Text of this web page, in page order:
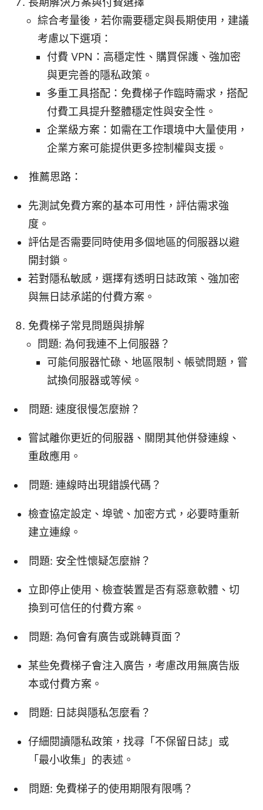
綜合考量後，若你需要穩定與長期使用，建議
考慮以下選項：
付費 VPN：高穩定性、購買保護、強加密
與更完善的隱私政策。
多重工具搭配：免費梯子作臨時需求，搭配
付費工具提升整體穩定性與安全性。
企業級方案：如需在工作環境中大量使用，
企業方案可能提供更多控制權與支援。
推薦思路：
先測試免費方案的基本可用性，評估需求強
度。
評估是否需要同時使用多個地區的伺服器以避
開封鎖。
若對隱私敏感，選擇有透明日誌政策、強加密
與無日誌承諾的付費方案。
免費梯子常見問題與排解
問題: 為何我連不上伺服器？
可能伺服器忙碌、地區限制、帳號問題，嘗
試換伺服器或等候。
問題: 速度很慢怎麼辦？
嘗試離你更近的伺服器、關閉其他併發連線、
重啟應用。
問題: 連線時出現錯誤代碼？
檢查協定設定、埠號、加密方式，必要時重新
建立連線。
問題: 安全性懷疑怎麼辦？
立即停止使用、檢查裝置是否有惡意軟體、切
換到可信任的付費方案。
問題: 為何會有廣告或跳轉頁面？
某些免費梯子會注入廣告，考慮改用無廣告版
本或付費方案。
問題: 日誌與隱私怎麼看？
仔細閱讀隱私政策，找尋「不保留日誌」或
「最小收集」的表述。
問題: 免費梯子的使用期限有限嗎？